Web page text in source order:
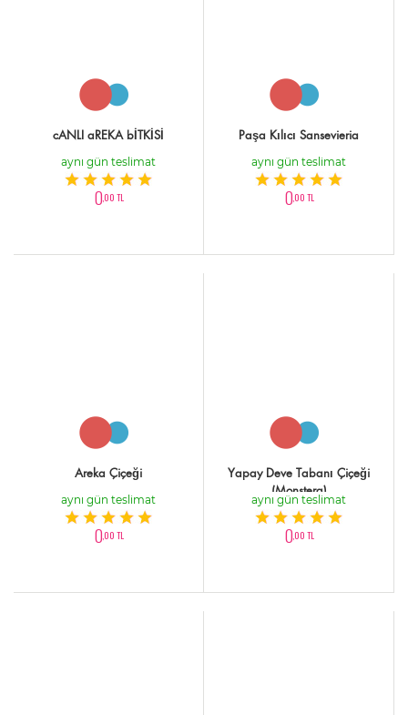
cANLI aREKA bİTKİSİ
aynı gün teslimat
0,00 TL
Paşa Kılıcı Sansevieria
aynı gün teslimat
0,00 TL
Areka Çiçeği
aynı gün teslimat
0,00 TL
Yapay Deve Tabanı Çiçeği
(Monstera)
aynı gün teslimat
0,00 TL